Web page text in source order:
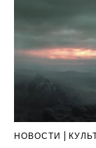
НОВОСТИ